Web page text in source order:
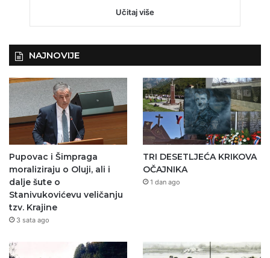
Učitaj više
NAJNOVIJE
Pupovac i Šimpraga
moraliziraju o Oluji, ali i
dalje šute o
Stanivukovićevu veličanju
tzv. Krajine
3 sata ago
TRI DESETLJEĆA KRIKOVA
OČAJNIKA
1 dan ago